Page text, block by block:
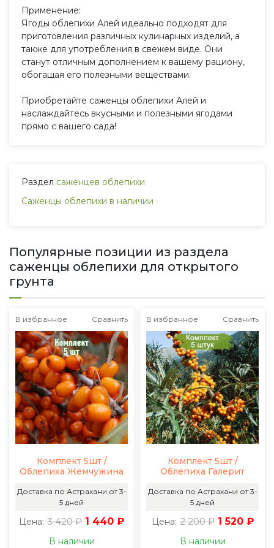
Применение:
Ягоды облепихи Алей идеально подходят для
приготовления различных кулинарных изделий, а
также для употребления в свежем виде. Они
станут отличным дополнением к вашему рациону,
обогащая его полезными веществами.
Приобретайте саженцы облепихи Алей и
наслаждайтесь вкусными и полезными ягодами
прямо с вашего сада!
Раздел саженцев облепихи
Саженцы облепихи в наличии
Популярные позиции из раздела
саженцы облепихи для открытого
грунта
В избранное Сравнить
Комплект 5шт /
Облепиха Жемчужина
Доставка по Астрахани от 3-
5 дней
Цена: 3 420 ₽ 1 440 ₽
В наличии
В избранное Сравнить
Комплект 5шт /
Облепиха Галерит
Доставка по Астрахани от 3-
5 дней
Цена: 2 200 ₽ 1 520 ₽
В наличии